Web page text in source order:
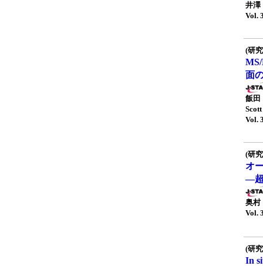
井
Vol.
(研
面
飯田
Vol.
(研
オ
―超
奥
Vol.
(研
In